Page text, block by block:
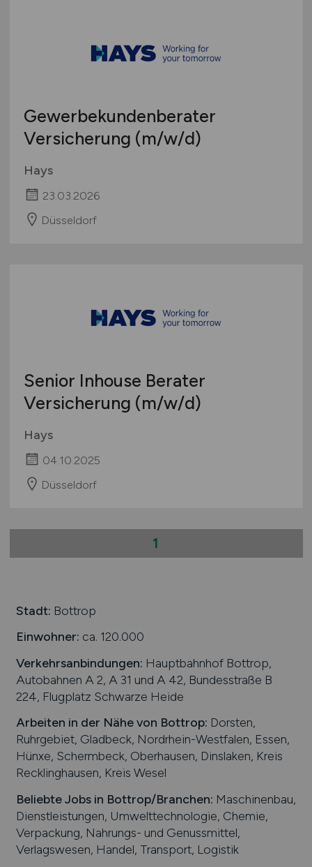
Gewerbekundenberater
Versicherung (m/w/d)
Hays
23.03.2026
Düsseldorf
Senior Inhouse Berater
Versicherung (m/w/d)
Hays
04.10.2025
Düsseldorf
1
Stadt: Bottrop
Einwohner: ca. 120.000
Verkehrsanbindungen: Hauptbahnhof Bottrop,
Autobahnen A 2, A 31 und A 42, Bundesstraße B
224, Flugplatz Schwarze Heide
Arbeiten in der Nähe von Bottrop: Dorsten,
Ruhrgebiet, Gladbeck, Nordrhein-Westfalen, Essen,
Hünxe, Schermbeck, Oberhausen, Dinslaken, Kreis
Recklinghausen, Kreis Wesel
Beliebte Jobs in Bottrop/Branchen: Maschinenbau,
Dienstleistungen, Umwelttechnologie, Chemie,
Verpackung, Nahrungs- und Genussmittel,
Verlagswesen, Handel, Transport, Logistik